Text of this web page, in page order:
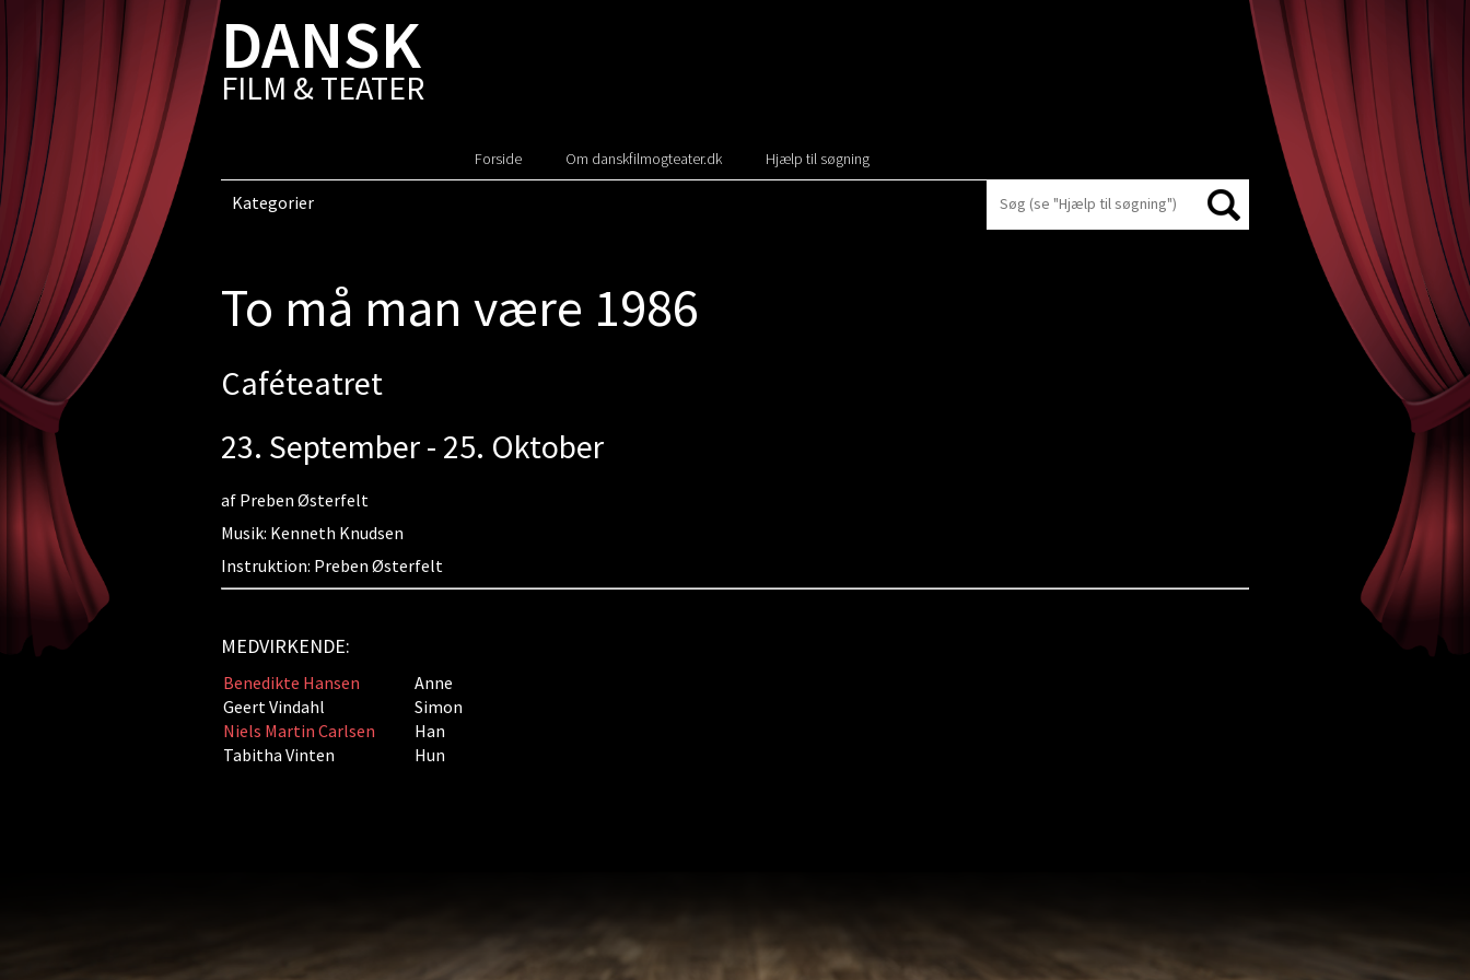
DANSK
FILM & TEATER
Forside Om danskfilmogteater.dk Hjælp til søgning
Kategorier
To må man være 1986
Caféteatret
23. September - 25. Oktober
af Preben Østerfelt
Musik: Kenneth Knudsen
Instruktion: Preben Østerfelt
MEDVIRKENDE:
Benedikte Hansen
Anne
Geert Vindahl
Simon
Niels Martin Carlsen
Han
Tabitha Vinten
Hun